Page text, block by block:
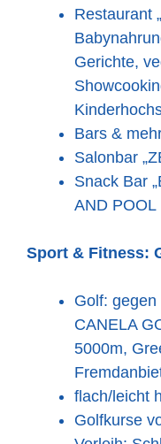
Restaurant
Gerichte,
Bars &
Salonbar
Snack Bar
AND POOL
Sport & Fitness:
Golf: gegen
CANELA
5000m,
flach/leicht
Golfkurse